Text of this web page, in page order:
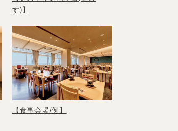
す)】
【食事会場/例】